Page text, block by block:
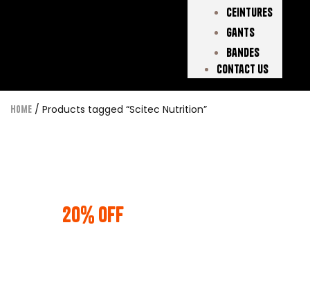
Ceintures
Gants
Bandes
Contact Us
Home / Products tagged “Scitec Nutrition”
20% OFF